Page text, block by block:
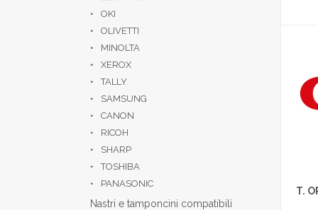
OKI
OLIVETTI
MINOLTA
XEROX
TALLY
SAMSUNG
CANON
RICOH
SHARP
TOSHIBA
PANASONIC
Nastri e tamponcini compatibili
T.